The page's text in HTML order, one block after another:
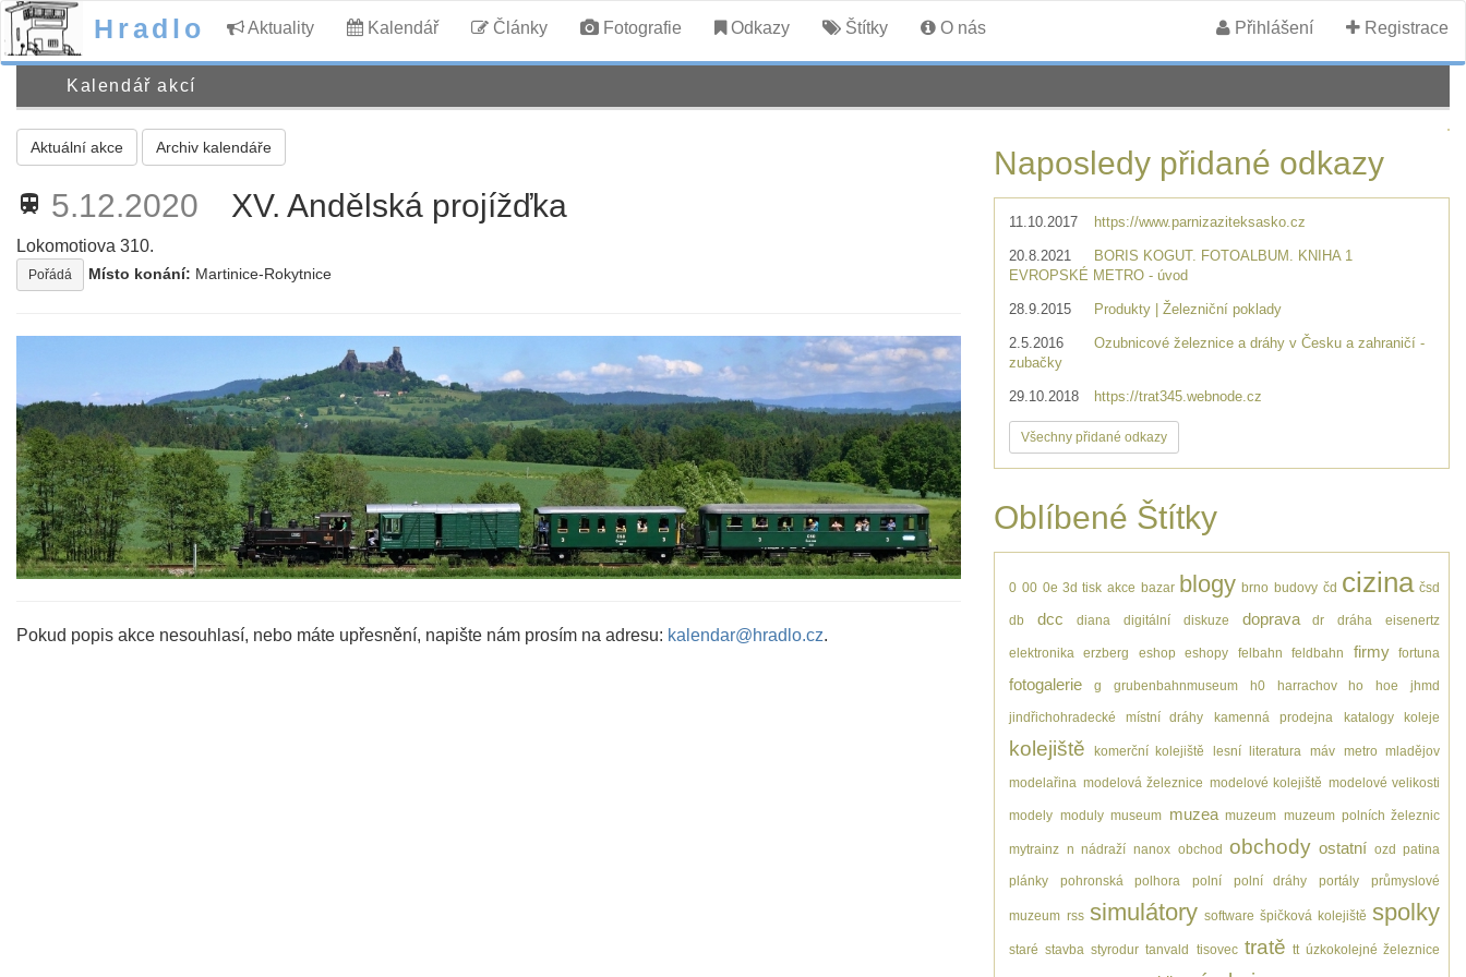
Hradlo Aktuality Kalendář Články Fotografie Odkazy Štítky O nás Přihlášení Registrace
Kalendář akcí
Aktuální akce Archiv kalendáře
train 5.12.2020 XV. Andělská projížďka
Lokomotiova 310.
Pořádá Místo konání: Martinice-Rokytnice
Pokud popis akce nesouhlasí, nebo máte upřesnění, napište nám prosím na adresu: kalendar@hradlo.cz.
Naposledy přidané odkazy
11.10.2017 https://www.parnizaziteksasko.cz
20.8.2021
BORIS KOGUT. FOTOALBUM. KNIHA 1
EVROPSKÉ METRO - úvod
28.9.2015 Produkty | Železniční poklady
2.5.2016
Ozubnicové železnice a dráhy v Česku a zahraničí -
zubačky
29.10.2018 https://trat345.webnode.cz
Všechny přidané odkazy
Oblíbené Štítky
0 00 0e 3d tisk akce bazar blogy brno budovy čd cizina čsd
db dcc diana digitální diskuze doprava dr dráha eisenertz
elektronika erzberg eshop eshopy felbahn feldbahn firmy fortuna
fotogalerie g grubenbahnmuseum h0 harrachov ho hoe jhmd
jindřichohradecké místní dráhy kamenná prodejna katalogy koleje
kolejiště komerční kolejiště lesní literatura máv metro mladějov
modelařina modelová železnice modelové kolejiště modelové velikosti
modely moduly museum muzea muzeum muzeum polních železnic
mytrainz n nádraží nanox obchod obchody ostatní ozd patina
plánky pohronská polhora polní polní dráhy portály průmyslové
muzeum rss simulátory software špičková kolejiště spolky
staré stavba styrodur tanvald tisovec tratě tt úzkokolejné železnice